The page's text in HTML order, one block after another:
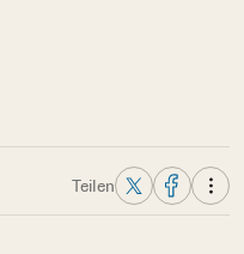
Teilen